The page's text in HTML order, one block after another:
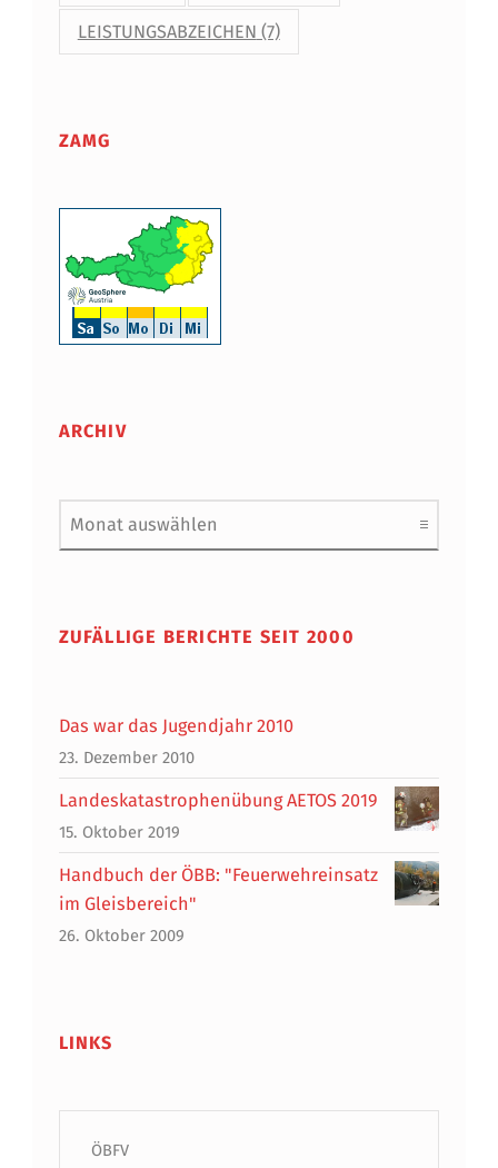
LEISTUNGSABZEICHEN (7)
ZAMG
ARCHIV
Archiv
ZUFÄLLIGE BERICHTE SEIT 2000
Das war das Jugendjahr 2010
23. Dezember 2010
Landeskatastrophenübung AETOS 2019
15. Oktober 2019
Handbuch der ÖBB: "Feuerwehreinsatz
im Gleisbereich"
26. Oktober 2009
LINKS
ÖBFV